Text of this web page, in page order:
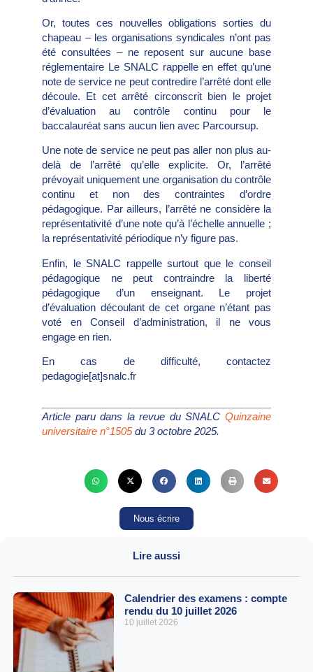
Or, toutes ces nouvelles obligations sorties du
chapeau – les organisations syndicales n’ont pas
été consultées – ne reposent sur aucune base
réglementaire Le SNALC rappelle en effet qu’une
note de service ne peut contredire l’arrêté dont elle
découle. Et cet arrêté circonscrit bien le projet
d’évaluation au contrôle continu pour le
baccalauréat sans aucun lien avec Parcoursup.
Une note de service ne peut pas aller non plus au-
delà de l’arrêté qu’elle explicite. Or, l’arrêté
prévoyait uniquement une organisation du contrôle
continu et non des contraintes d’ordre
pédagogique. Par ailleurs, l’arrêté ne considère la
représentativité d’une note qu’à l’échelle annuelle ;
la représentativité périodique n’y figure pas.
Enfin, le SNALC rappelle surtout que le conseil
pédagogique ne peut contraindre la liberté
pédagogique d’un enseignant. Le projet
d’évaluation découlant de cet organe n’étant pas
voté en Conseil d’administration, il ne vous
engage en rien.
En cas de difficulté, contactez
pedagogie[at]snalc.fr
Article paru dans la revue du SNALC Quinzaine
universitaire n°1505du 3 octobre 2025.
Nous écrire
Lire aussi
Calendrier des examens : compte
rendu du 10 juillet 2026
10 juillet 2026